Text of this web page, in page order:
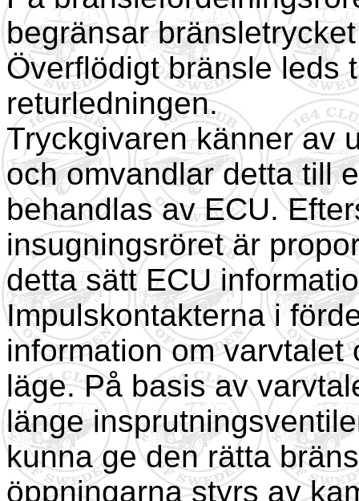
begränsar
Överflödigt bränsle leds
returledningen.
Tryckgivaren känner av
och omvandlar detta till
behandlas av ECU.
insugningsröret är
detta sätt ECU
Impulskontakterna i
information om
läge. På basis av
länge
kunna ge den rätta
öppningarna styrs av